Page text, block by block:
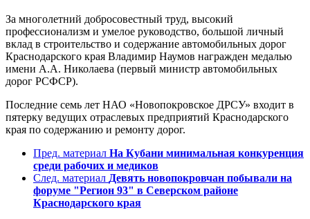
За многолетний добросовестный труд, высокий
профессионализм и умелое руководство, большой личный
вклад в строительство и содержание автомобильных дорог
Краснодарского края Владимир Наумов награжден медалью
имени А.А. Николаева (первый министр автомобильных
дорог РСФСР).
Последние семь лет НАО «Новопокровское ДРСУ» входит в
пятерку ведущих отраслевых предприятий Краснодарского
края по содержанию и ремонту дорог.
Пред. материал На Кубани минимальная конкуренция
среди рабочих и медиков
След. материал Девять новопокровчан побывали на
форуме "Регион 93" в Северском районе
Краснодарского края